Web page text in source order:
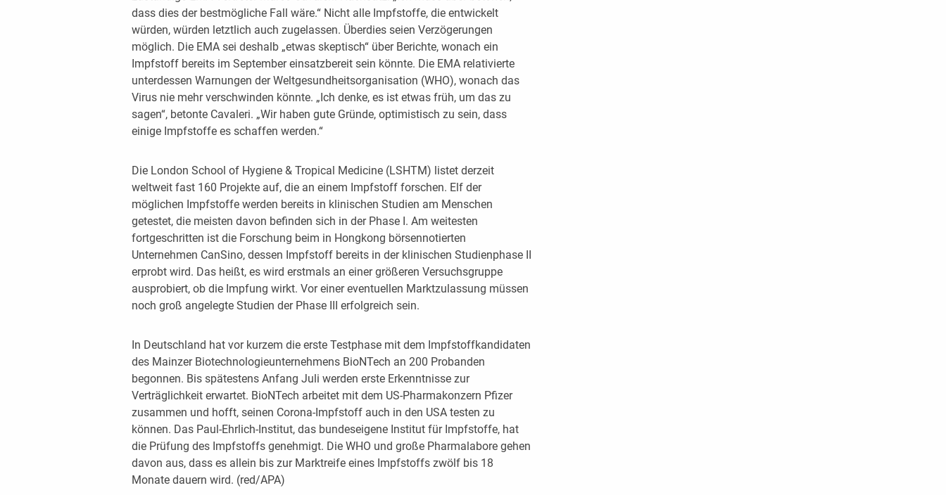
dass dies der bestmögliche Fall wäre.“ Nicht alle Impfstoffe, die entwickelt
würden, würden letztlich auch zugelassen. Überdies seien Verzögerungen
möglich. Die EMA sei deshalb „etwas skeptisch“ über Berichte, wonach ein
Impfstoff bereits im September einsatzbereit sein könnte. Die EMA relativierte
unterdessen Warnungen der Weltgesundheitsorganisation (WHO), wonach das
Virus nie mehr verschwinden könnte. „Ich denke, es ist etwas früh, um das zu
sagen“, betonte Cavaleri. „Wir haben gute Gründe, optimistisch zu sein, dass
einige Impfstoffe es schaffen werden.“
Die London School of Hygiene & Tropical Medicine (LSHTM) listet derzeit
weltweit fast 160 Projekte auf, die an einem Impfstoff forschen. Elf der
möglichen Impfstoffe werden bereits in klinischen Studien am Menschen
getestet, die meisten davon befinden sich in der Phase I. Am weitesten
fortgeschritten ist die Forschung beim in Hongkong börsennotierten
Unternehmen CanSino, dessen Impfstoff bereits in der klinischen Studienphase II
erprobt wird. Das heißt, es wird erstmals an einer größeren Versuchsgruppe
ausprobiert, ob die Impfung wirkt. Vor einer eventuellen Marktzulassung müssen
noch groß angelegte Studien der Phase III erfolgreich sein.
In Deutschland hat vor kurzem die erste Testphase mit dem Impfstoffkandidaten
des Mainzer Biotechnologieunternehmens BioNTech an 200 Probanden
begonnen. Bis spätestens Anfang Juli werden erste Erkenntnisse zur
Verträglichkeit erwartet. BioNTech arbeitet mit dem US-Pharmakonzern Pfizer
zusammen und hofft, seinen Corona-Impfstoff auch in den USA testen zu
können. Das Paul-Ehrlich-Institut, das bundeseigene Institut für Impfstoffe, hat
die Prüfung des Impfstoffs genehmigt. Die WHO und große Pharmalabore gehen
davon aus, dass es allein bis zur Marktreife eines Impfstoffs zwölf bis 18
Monate dauern wird. (red/APA)